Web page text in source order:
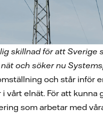
skillnad för att
och söker nu
och står inför
vårt elnät. För att
som arbetar med